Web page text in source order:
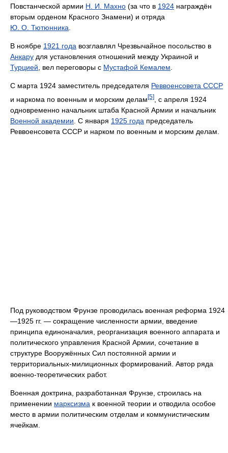
Повстанческой армии Н. И. Махно (за что в 1924 награждён
вторым орденом Красного Знамени) и отряда
Ю. О. Тютюнника
В ноябре 1921 года возглавлял Чрезвычайное посольство в
Анкару для установления отношений между Украиной и
Турцией , вел переговоры с Мустафой Кемалем
С марта 1924 заместитель председателя Реввоенсовета СССР
и наркома по военным и морским делам[5]
, с апреля 1924
одновременно начальник штаба Красной Армии и начальник
Военной академии . С января 1925 года председатель
Реввоенсовета СССР и нарком по военным и морским делам.
Под руководством Фрунзе проводилась военная реформа 1924
—1925 гг. — сокращение численности армии, введение
принципа единоначалия, реорганизация военного аппарата и
политического управления Красной Армии, сочетание в
структуре Вооружённых Сил постоянной армии и
территориальных-милиционных формирований. Автор ряда
военно-теоретических работ.
Военная доктрина, разработанная Фрунзе, строилась на
применении марксизма к военной теории и отводила особое
место в армии политическим отделам и коммунистическим
ячейкам.